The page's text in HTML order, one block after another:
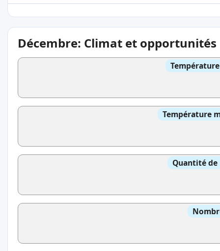
Décembre: Climat et
Température
Quantité